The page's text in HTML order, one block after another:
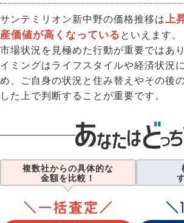
サンテミリオン新中野の価格推移は 上
産価値が高くなっている といえます。
市場状況を見極めた行動が重要ではあ
イミングはライフスタイルや経済状況
め、ご自身の状況と住み替えやその後
した上で判断することが重要です。
複数社からの具体的な
金額を比較！